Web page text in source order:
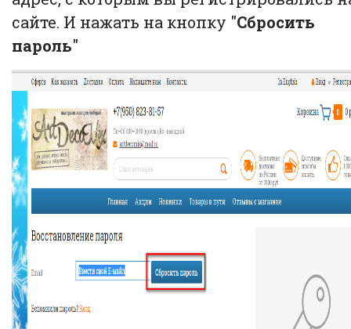
сайте. И нажать на кнопку "Сбросить
пароль"